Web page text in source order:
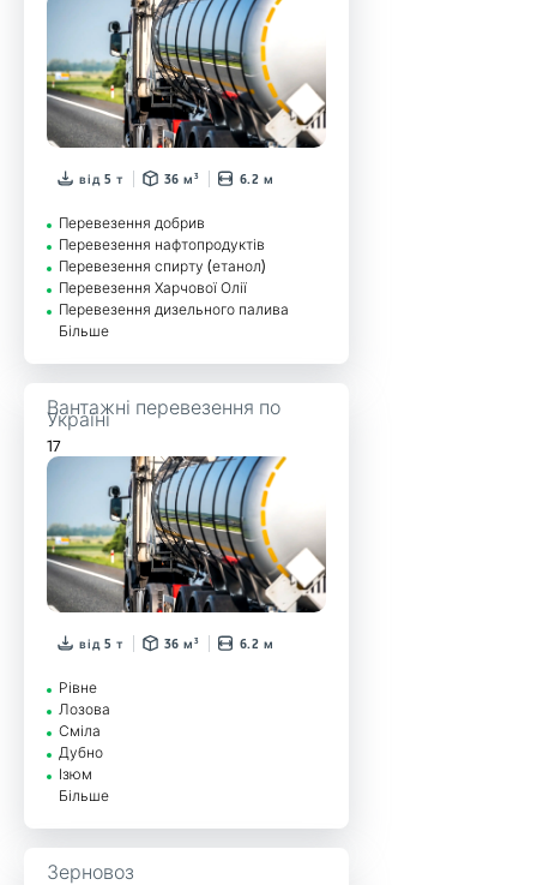
від 5 т 36 м³ 6.2 м
Перевезення добрив
Перевезення нафтопродуктів
Перевезення спирту (етанол)
Перевезення Харчової Олії
Перевезення дизельного палива
Більше
Вантажні перевезення по
Україні
17
від 5 т 36 м³ 6.2 м
Рівне
Лозова
Сміла
Дубно
Ізюм
Більше
Зерновоз